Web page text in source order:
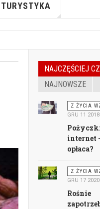
TURYSTYKA
NAJCZĘŚCIEJ
NAJNOWSZE
Z ŻYCIA
GRU 11 2018
internet
opłaca?
Z ŻYCIA
GRU 17 2020
Rośnie